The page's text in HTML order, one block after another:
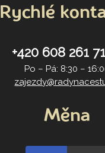
Rychlé
+420 608 261
Po – Pá: 8:30 –
Měna